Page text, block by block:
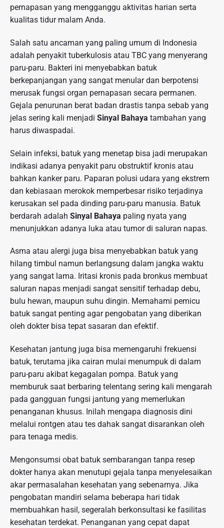
pernapasan yang mengganggu aktivitas harian serta
kualitas tidur malam Anda.
Salah satu ancaman yang paling umum di Indonesia
adalah penyakit tuberkulosis atau TBC yang menyerang
paru-paru. Bakteri ini menyebabkan batuk
berkepanjangan yang sangat menular dan berpotensi
merusak fungsi organ pernapasan secara permanen.
Gejala penurunan berat badan drastis tanpa sebab yang
jelas sering kali menjadi Sinyal Bahaya tambahan yang
harus diwaspadai.
Selain infeksi, batuk yang menetap bisa jadi merupakan
indikasi adanya penyakit paru obstruktif kronis atau
bahkan kanker paru. Paparan polusi udara yang ekstrem
dan kebiasaan merokok memperbesar risiko terjadinya
kerusakan sel pada dinding paru-paru manusia. Batuk
berdarah adalah Sinyal Bahaya paling nyata yang
menunjukkan adanya luka atau tumor di saluran napas.
Asma atau alergi juga bisa menyebabkan batuk yang
hilang timbul namun berlangsung dalam jangka waktu
yang sangat lama. Iritasi kronis pada bronkus membuat
saluran napas menjadi sangat sensitif terhadap debu,
bulu hewan, maupun suhu dingin. Memahami pemicu
batuk sangat penting agar pengobatan yang diberikan
oleh dokter bisa tepat sasaran dan efektif.
Kesehatan jantung juga bisa memengaruhi frekuensi
batuk, terutama jika cairan mulai menumpuk di dalam
paru-paru akibat kegagalan pompa. Batuk yang
memburuk saat berbaring telentang sering kali mengarah
pada gangguan fungsi jantung yang memerlukan
penanganan khusus. Inilah mengapa diagnosis dini
melalui rontgen atau tes dahak sangat disarankan oleh
para tenaga medis.
Mengonsumsi obat batuk sembarangan tanpa resep
dokter hanya akan menutupi gejala tanpa menyelesaikan
akar permasalahan kesehatan yang sebenarnya. Jika
pengobatan mandiri selama beberapa hari tidak
membuahkan hasil, segeralah berkonsultasi ke fasilitas
kesehatan terdekat. Penanganan yang cepat dapat